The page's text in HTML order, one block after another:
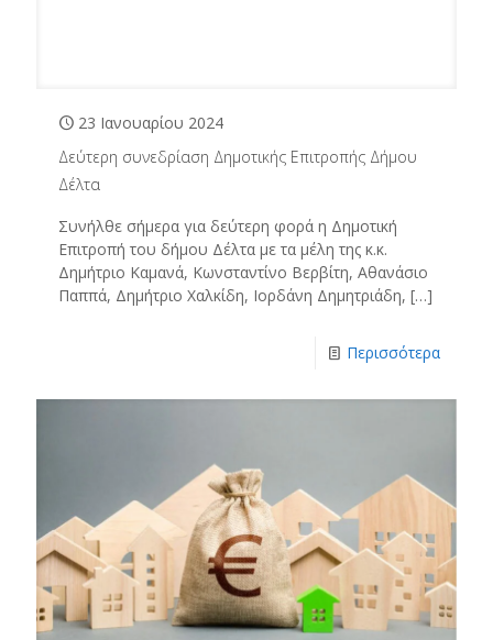
23 Ιανουαρίου 2024
Δεύτερη συνεδρίαση Δημοτικής Επιτροπής Δήμου
Δέλτα
Συνήλθε σήμερα για δεύτερη φορά η Δημοτική
Επιτροπή του δήμου Δέλτα με τα μέλη της κ.κ.
Δημήτριο Καμανά, Κωνσταντίνο Βερβίτη, Αθανάσιο
Παππά, Δημήτριο Χαλκίδη, Ιορδάνη Δημητριάδη, […]
Περισσότερα